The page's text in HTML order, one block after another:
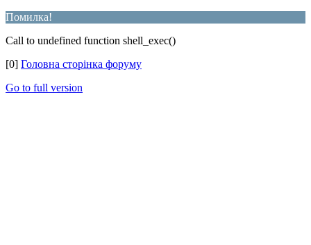
Помилка!
Call to undefined function shell_exec()
[0] Головна сторінка форуму
Go to full version